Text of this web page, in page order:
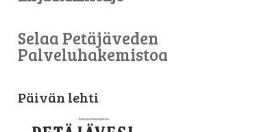
Selaa Petäjäveden
Palveluhakemistoa
Päivän lehti